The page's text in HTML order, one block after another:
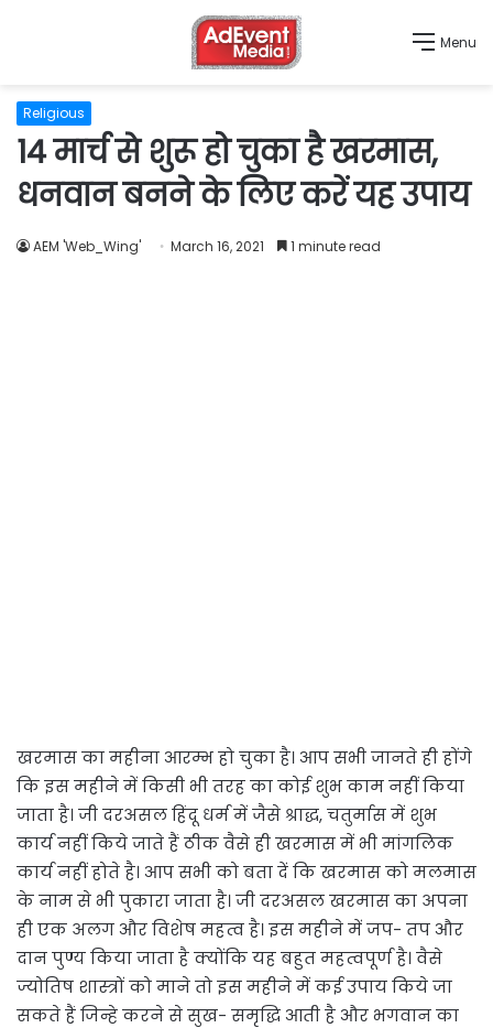
Menu
Religious
14 मार्च से शुरू हो चुका है खरमास,
धनवान बनने के लिए करें यह उपाय
AEM 'Web_Wing' March 16, 2021 1 minute read
खरमास का महीना आरम्भ हो चुका है। आप सभी जानते ही होंगे
कि इस महीने में किसी भी तरह का कोई शुभ काम नहीं किया
जाता है। जी दरअसल हिंदू धर्म में जैसे श्राद्ध, चतुर्मास में शुभ
कार्य नहीं किये जाते हैं ठीक वैसे ही खरमास में भी मांगलिक
कार्य नहीं होते है। आप सभी को बता दें कि खरमास को मलमास
के नाम से भी पुकारा जाता है। जी दरअसल खरमास का अपना
ही एक अलग और विशेष महत्व है। इस महीने में जप- तप और
दान पुण्य किया जाता है क्योंकि यह बहुत महत्वपूर्ण है। वैसे
ज्योतिष शास्त्रों को माने तो इस महीने में कई उपाय किये जा
सकते हैं जिन्हे करने से सुख- समृद्धि आती है और भगवान का